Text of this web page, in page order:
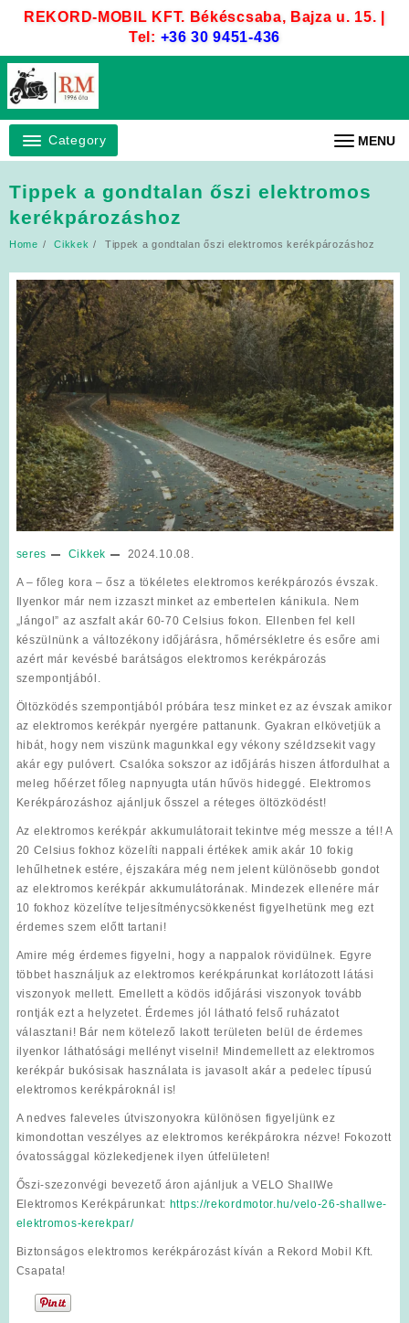
REKORD-MOBIL KFT. Békéscsaba, Bajza u. 15. |
Tel: +36 30 9451-436
Category MENU
Tippek a gondtalan őszi elektromos
kerékpározáshoz
Home Cikkek Tippek a gondtalan őszi elektromos kerékpározáshoz
seres Cikkek 2024.10.08.
A – főleg kora – ősz a tökéletes elektromos kerékpározós évszak.
Ilyenkor már nem izzaszt minket az embertelen kánikula. Nem
„lángol” az aszfalt akár 60-70 Celsius fokon. Ellenben fel kell
készülnünk a változékony időjárásra, hőmérsékletre és esőre ami
azért már kevésbé barátságos elektromos kerékpározás
szempontjából.
Öltözködés szempontjából próbára tesz minket ez az évszak amikor
az elektromos kerékpár nyergére pattanunk. Gyakran elkövetjük a
hibát, hogy nem viszünk magunkkal egy vékony széldzsekit vagy
akár egy pulóvert. Csalóka sokszor az időjárás hiszen átfordulhat a
meleg hőérzet főleg napnyugta után hűvös hideggé. Elektromos
Kerékpározáshoz ajánljuk ősszel a réteges öltözködést!
Az elektromos kerékpár akkumulátorait tekintve még messze a tél! A
20 Celsius fokhoz közelíti nappali értékek amik akár 10 fokig
lehűlhetnek estére, éjszakára még nem jelent különösebb gondot
az elektromos kerékpár akkumulátorának. Mindezek ellenére már
10 fokhoz közelítve teljesítménycsökkenést figyelhetünk meg ezt
érdemes szem előtt tartani!
Amire még érdemes figyelni, hogy a nappalok rövidülnek. Egyre
többet használjuk az elektromos kerékpárunkat korlátozott látási
viszonyok mellett. Emellett a ködös időjárási viszonyok tovább
rontják ezt a helyzetet. Érdemes jól látható felső ruházatot
választani! Bár nem kötelező lakott területen belül de érdemes
ilyenkor láthatósági mellényt viselni! Mindemellett az elektromos
kerékpár bukósisak használata is javasolt akár a pedelec típusú
elektromos kerékpároknál is!
A nedves faleveles útviszonyokra különösen figyeljünk ez
kimondottan veszélyes az elektromos kerékpárokra nézve! Fokozott
óvatossággal közlekedjenek ilyen útfelületen!
Őszi-szezonvégi bevezető áron ajánljuk a VELO ShallWe
Elektromos Kerékpárunkat: https://rekordmotor.hu/velo-26-shallwe-
elektromos-kerekpar/
Biztonságos elektromos kerékpározást kíván a Rekord Mobil Kft.
Csapata!